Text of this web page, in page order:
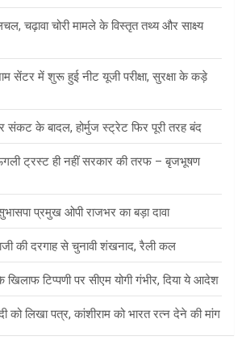
चढ़ावा चोरी मामले के विस्तृत तथ्य और साक्ष्य
सेंटर में शुरू हुई नीट यूजी परीक्षा, सुरक्षा के कड़े
संकट के बादल, होर्मुज स्ट्रेट फिर पूरी तरह बंद
ऊंगली ट्रस्ट ही नहीं सरकार की तरफ – बृजभूषण
प्रमुख ओपी राजभर का बड़ा दावा
की दरगाह से चुनावी शंखनाद, रैली कल
खिलाफ टिप्पणी पर सीएम योगी गंभीर, दिया ये आदेश
को लिखा पत्र, कांशीराम को भारत रत्न देने की मांग